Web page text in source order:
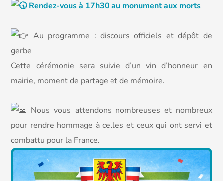
Rendez-vous à 17h30 au monument aux morts
Au programme : discours officiels et dépôt de
gerbe
Cette cérémonie sera suivie d’un vin d’honneur en
mairie, moment de partage et de mémoire.
Nous vous attendons nombreuses et nombreux
pour rendre hommage à celles et ceux qui ont servi et
combattu pour la France.